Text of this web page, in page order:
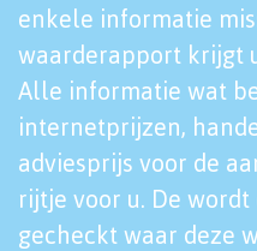
enkele informatie
waarderapport krijgt
Alle informatie wat
internetprijzen,
adviesprijs voor de
rijtje voor u. De
gecheckt waar deze